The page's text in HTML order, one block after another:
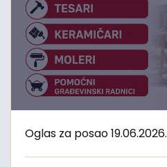
Oglas za posao 19.06.2026.